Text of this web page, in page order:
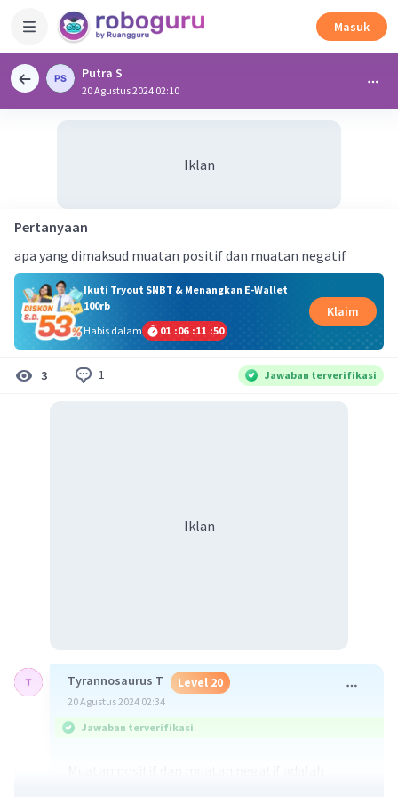
Masuk
Putra S
20 Agustus 2024 02:10
Iklan
Pertanyaan
apa yang dimaksud muatan positif dan muatan negatif
Ikuti Tryout SNBT & Menangkan E-Wallet
100rb
Habis dalam
01 :06 :11 :49
Klaim
3 1 Jawaban terverifikasi
Iklan
Tyrannosaurus T Level 20
20 Agustus 2024 02:34
Jawaban terverifikasi